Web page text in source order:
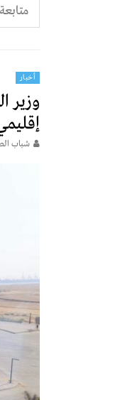
أخبار
وزير
شباب